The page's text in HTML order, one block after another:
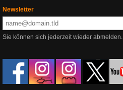
Newsletter
Sie können sich jederzeit wieder abmelden.